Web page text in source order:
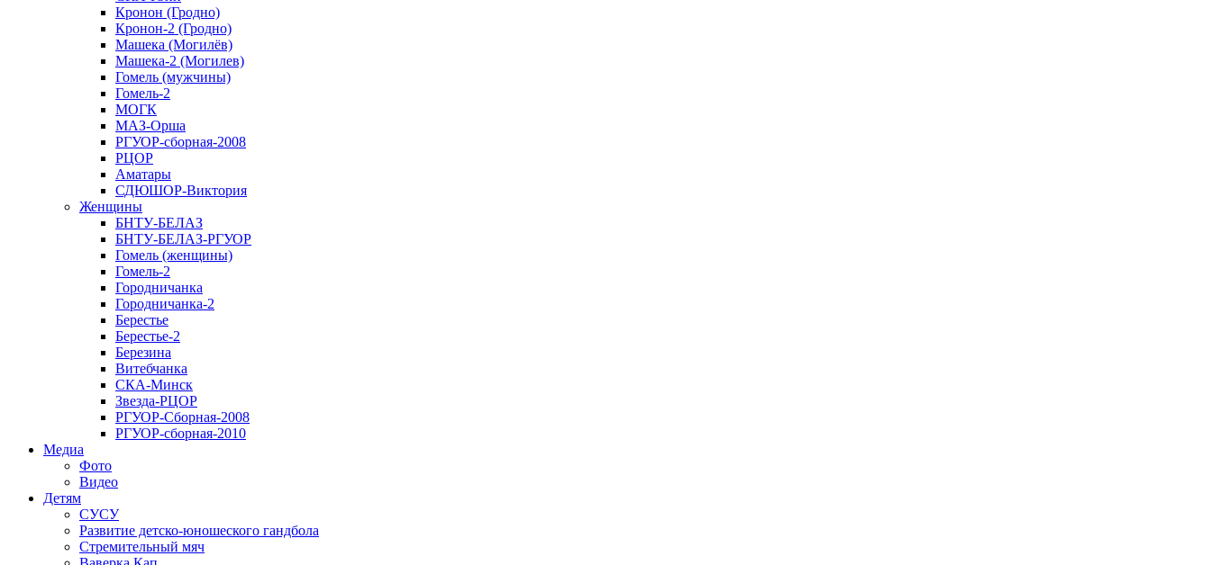
Кронон (Гродно)
Кронон-2 (Гродно)
Машека (Могилёв)
Машека-2 (Могилев)
Гомель (мужчины)
Гомель-2
МОГК
МАЗ-Орша
РГУОР-сборная-2008
РЦОР
Аматары
СДЮШОР-Виктория
Женщины
БНТУ-БЕЛАЗ
БНТУ-БЕЛАЗ-РГУОР
Гомель (женщины)
Гомель-2
Городничанка
Городничанка-2
Берестье
Берестье-2
Березина
Витебчанка
СКА-Минск
Звезда-РЦОР
РГУОР-Сборная-2008
РГУОР-сборная-2010
Медиа
Фото
Видео
Детям
СУСУ
Развитие детско-юношеского гандбола
Стремительный мяч